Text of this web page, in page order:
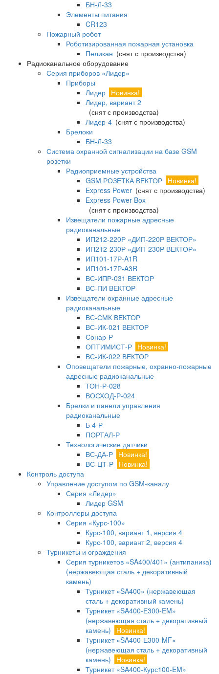
БН-Л-33
Элементы питания
CR123
Пожарный робот
Роботизированная пожарная установка
Пеликан (снят с производства)
Радиоканальное оборудование
Серия приборов «Лидер»
Приборы
Лидер Новинка!
Лидер, вариант 2
(снят с производства)
Лидер-4 (снят с производства)
Брелоки
БН-Л-33
Система охранной сигнализации на базе GSM
розетки
Радиоприемные устройства
GSM РОЗЕТКА ВЕКТОР Новинка!
Express Power (снят с производства)
Express Power Box
(снят с производства)
Извещатели пожарные адресные
радиоканальные
ИП212-220Р «ДИП-220Р ВЕКТОР»
ИП212-230Р «ДИП-230Р ВЕКТОР»
ИП101-17Р-A1R
ИП101-17Р-A3R
ВС-ИПР-031 ВЕКТОР
ВС-ПИ ВЕКТОР
Извещатели охранные адресные
радиоканальные
ВС-СМК ВЕКТОР
ВС-ИК-021 ВЕКТОР
Сонар-Р
ОПТИМИСТ-Р Новинка!
ВС-ИК-022 ВЕКТОР
Оповещатели пожарные, охранно-пожарные
адресные радиоканальные
ТОН-Р-028
ВОСХОД-Р-024
Брелки и панели управления
радиоканальные
Б 4-Р
ПОРТАЛ-Р
Технологические датчики
ВС-ДА-Р Новинка!
ВС-ЦТ-Р Новинка!
Контроль доступа
Управление доступом по GSM-каналу
Серия «Лидер»
Лидер GSM
Контроллеры доступа
Серия «Курс-100»
Курс-100, вариант 1, версия 4
Курс-100, вариант 2, версия 4
Турникеты и ограждения
Серия турникетов «SA400/401» (антипаника)
(нержавеющая сталь + декоративный
камень)
Турникет «SA400» (нержавеющая
сталь + декоративный камень)
Турникет «SA400-Е300-EM»
(нержавеющая сталь + декоративный
камень)
Новинка!
Турникет «SA400-Е300-MF»
(нержавеющая сталь + декоративный
камень)
Новинка!
Турникет «SA400-Курс100-EM»